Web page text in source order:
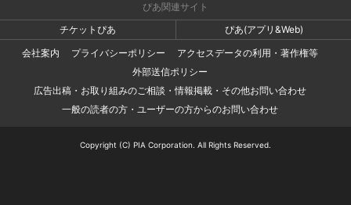
ぴあ関連サイト
チケットぴあ
ぴあ(アプリ&Web)
会社案内
プライバシーポリシー
アクセスデータの利用・著作権等
外部送信ポリシー
広告出稿・お取り組みのご相談・情報掲載・その他お問い合わせ
一般の読者の方・ユーザーの方からのお問い合わせ
Copyright (C) PIA Corporation. All Rights Reserved.